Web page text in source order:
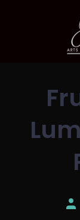
Post